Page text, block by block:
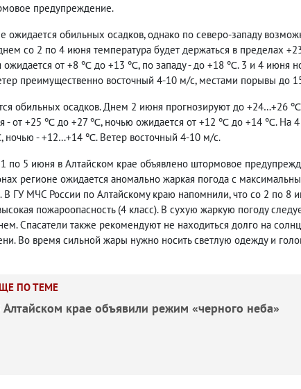
предупреждение.
ожидается обильных осадков, однако по северо-западу
со 2 по 4 июня температура будет держаться в пределах
от +8 ℃ до +13 ℃, по западу - до +18 ℃. 3 и 4 июня
преимущественно восточный 4-10 м/с, местами порывы до
обильных осадков. Днем 2 июня прогнозируют до +24…+26
- от +25 ℃ до +27 ℃, ночью ожидается от +12 ℃ до +14 ℃. На
ночью - +12…+14 ℃. Ветер восточный 4-10 м/с.
по 5 июня в Алтайском крае объявлено штормовое
регионе ожидается аномально жаркая погода с
ГУ МЧС России по Алтайскому краю напомнили, что со 2 по 8
пожароопасность (4 класс). В сухую жаркую погоду
Спасатели также рекомендуют не находиться долго на
Во время сильной жары нужно носить светлую одежду и
ПО ТЕМЕ
Алтайском крае объявили режим «черного неба»